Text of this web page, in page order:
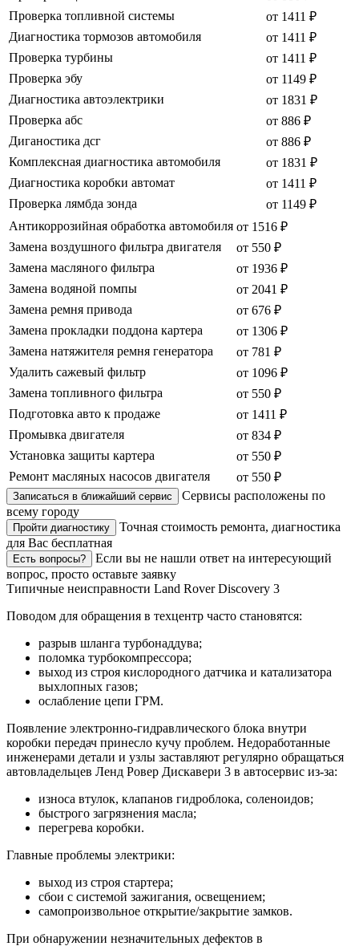
Проверка топливной системы
от 1411 ₽
Диагностика тормозов автомобиля
от 1411 ₽
Проверка турбины
от 1411 ₽
Проверка эбу
от 1149 ₽
Диагностика автоэлектрики
от 1831 ₽
Проверка абс
от 886 ₽
Диганостика дсг
от 886 ₽
Комплексная диагностика автомобиля
от 1831 ₽
Диагностика коробки автомат
от 1411 ₽
Проверка лямбда зонда
от 1149 ₽
Антикоррозийная обработка автомобиля от 1516 ₽
Замена воздушного фильтра двигателя
от 550 ₽
Замена масляного фильтра
от 1936 ₽
Замена водяной помпы
от 2041 ₽
Замена ремня привода
от 676 ₽
Замена прокладки поддона картера
от 1306 ₽
Замена натяжителя ремня генератора
от 781 ₽
Удалить сажевый фильтр
от 1096 ₽
Замена топливного фильтра
от 550 ₽
Подготовка авто к продаже
от 1411 ₽
Промывка двигателя
от 834 ₽
Установка защиты картера
от 550 ₽
Ремонт масляных насосов двигателя
от 550 ₽
Записаться в ближайший сервис
Сервисы расположены по
всему городу
Пройти диагностику
Точная стоимость ремонта, диагностика
для Вас бесплатная
Есть вопросы?
Если вы не нашли ответ на интересующий
вопрос, просто оставьте заявку
Типичные неисправности Land Rover Discovery 3
Поводом для обращения в техцентр часто становятся:
разрыв шланга турбонаддува;
поломка турбокомпрессора;
выход из строя кислородного датчика и катализатора
выхлопных газов;
ослабление цепи ГРМ.
Появление электронно-гидравлического блока внутри
коробки передач принесло кучу проблем. Недоработанные
инженерами детали и узлы заставляют регулярно обращаться
автовладельцев Ленд Ровер Дискавери 3 в автосервис из-за:
износа втулок, клапанов гидроблока, соленоидов;
быстрого загрязнения масла;
перегрева коробки.
Главные проблемы электрики:
выход из строя стартера;
сбои с системой зажигания, освещением;
самопроизвольное открытие/закрытие замков.
При обнаружении незначительных дефектов в